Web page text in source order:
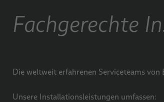
Fachgerechte
Die weltweit erfahrenen Serviceteams
Unsere Installationsleistungen umfassen: